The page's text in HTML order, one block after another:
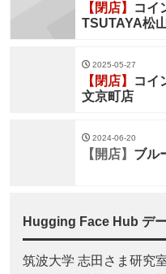
【閉店】
コイ
TSUTAYA松
2025-05-27
【閉店】
コイ
文京町店
2024-06-20
【開店】 ブル
Hugging Face Hub デ
筑波大学 志田さま研究